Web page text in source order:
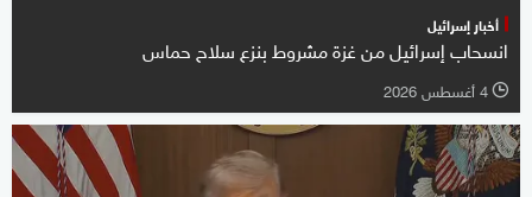
أخبار إسرائيل
انسحاب إسرائيل من غزة مشروط بنزع سلاح حماس
l 4 أغسطس 2026